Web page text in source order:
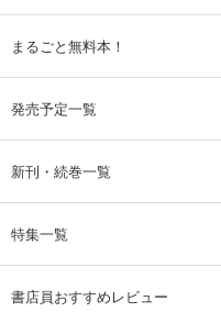
まるごと無料本！
発売予定一覧
新刊・続巻一覧
特集一覧
書店員おすすめレビュー